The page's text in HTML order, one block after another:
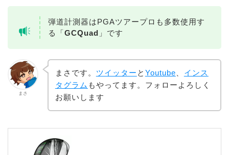
弾道計測器はPGAツアープロも多数使用す
る「GCQuad 」です
まさ
まさです。 ツイッター と Youtube
インス
タグラム もやってます。フォローよろしく
お願いします